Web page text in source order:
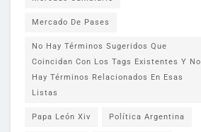
Mercado De Pases
No Hay Términos Sugeridos Que
Coincidan Con Los Tags Existentes Y No
Hay Términos Relacionados En Esas
Listas
Papa León Xiv Política Argentina